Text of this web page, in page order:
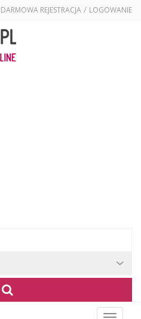
DARMOWA REJESTRACJA / LOGOWANIE